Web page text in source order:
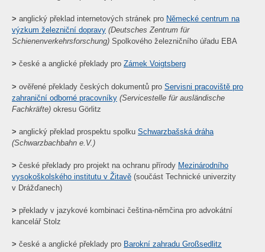
> anglický překlad internetových stránek pro Německé centrum na
výzkum železniční dopravy (Deutsches Zentrum für
Schienenverkehrsforschung) Spolkového železničního úřadu EBA
> české a anglické překlady pro Zámek Voigtsberg
> ověřené překlady českých dokumentů pro Servisni pracoviště pro
zahraniční odborné pracovníky (Servicestelle für ausländische
Fachkräfte) okresu Görlitz
> anglický překlad prospektu spolku Schwarzbašská dráha
(Schwarzbachbahn e.V.)
> české překlady pro projekt na ochranu přírody Mezinárodního
vysokoškolského institutu v Žitavě (součást Technické univerzity
v Drážďanech)
> překlady v jazykové kombinaci čeština-němčina pro advokátní
kancelář Stolz
> české a anglické překlady pro Barokní zahradu Großsedlitz